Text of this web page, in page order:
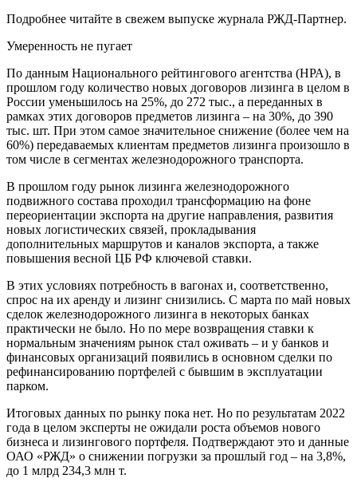
Подробнее читайте в свежем выпуске журнала РЖД-Партнер.
Умеренность не пугает
По данным Национального рейтингового агентства (НРА), в
прошлом году количество новых договоров лизинга в целом в
России уменьшилось на 25%, до 272 тыс., а переданных в
рамках этих договоров предметов лизинга – на 30%, до 390
тыс. шт. При этом самое значительное снижение (более чем на
60%) передаваемых клиентам предметов лизинга произошло в
том числе в сегментах железнодорожного транспорта.
В прошлом году рынок лизинга железнодорожного
подвижного состава проходил трансформацию на фоне
переориентации экспорта на другие направления, развития
новых логистических связей, прокладывания
дополнительных маршрутов и каналов экспорта, а также
повышения весной ЦБ РФ ключевой ставки.
В этих условиях потребность в вагонах и, соответственно,
спрос на их аренду и лизинг снизились. С марта по май новых
сделок железнодорожного лизинга в некоторых банках
практически не было. Но по мере возвращения ставки к
нормальным значениям рынок стал оживать – и у банков и
финансовых организаций появились в основном сделки по
рефинансированию портфелей с бывшим в эксплуатации
парком.
Итоговых данных по рынку пока нет. Но по результатам 2022
года в целом эксперты не ожидали роста объемов нового
бизнеса и лизингового портфеля. Подтверждают это и данные
ОАО «РЖД» о снижении погрузки за прошлый год – на 3,8%,
до 1 млрд 234,3 млн т.